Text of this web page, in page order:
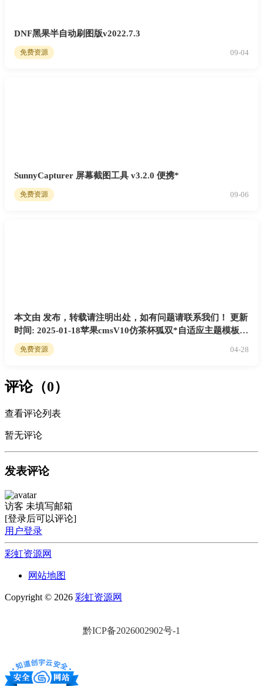
DNF黑果半自动刷图版v2022.7.3
免费资源 09-04
SunnyCapturer 屏幕截图工具 v3.2.0 便携*
免费资源 09-06
本文由 发布，转载请注明出处，如有问题请联系我们！ 更新
时间: 2025-01-18苹果cmsV10仿茶杯狐双*自适应主题模板源
码
免费资源 04-28
评论（0）
查看评论列表
暂无评论
发表评论
访客 未填写邮箱
[登录后可以评论]
用户登录
彩虹资源网
网站地图
Copyright © 2026 彩虹资源网
黔ICP备2026002902号-1